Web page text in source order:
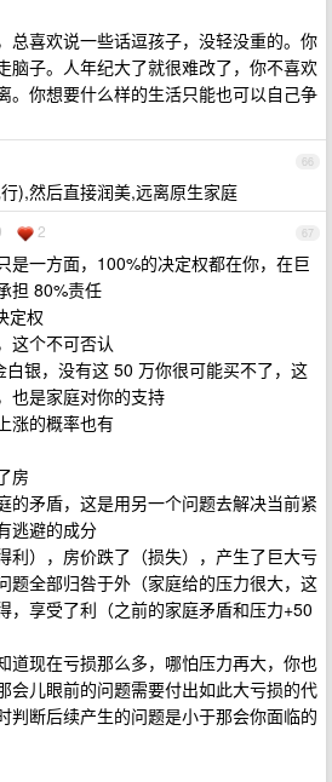
总喜欢说一些话逗孩子，没轻没重的。你
脑子。人年纪大了就很难改了，你不喜欢
。你想要什么样的生活只能也可以自己争
66
),然后直接润美,远离原生家庭
67
2
是一方面，100%的决定权都在你，在巨
担 80%责任
定权
这个不可否认
银，没有这 50 万你很可能买不了，这
也是家庭对你的支持
涨的概率也有
房
矛盾，这是用另一个问题去解决当前紧
逃避的成分
），房价跌了（损失），产生了巨大亏
题全部归咎于外（家庭给的压力很大，这
，享受了利（之前的家庭矛盾和压力+50
现在亏损那么多，哪怕压力再大，你也
会儿眼前的问题需要付出如此大亏损的代
判断后续产生的问题是小于那会你面临的